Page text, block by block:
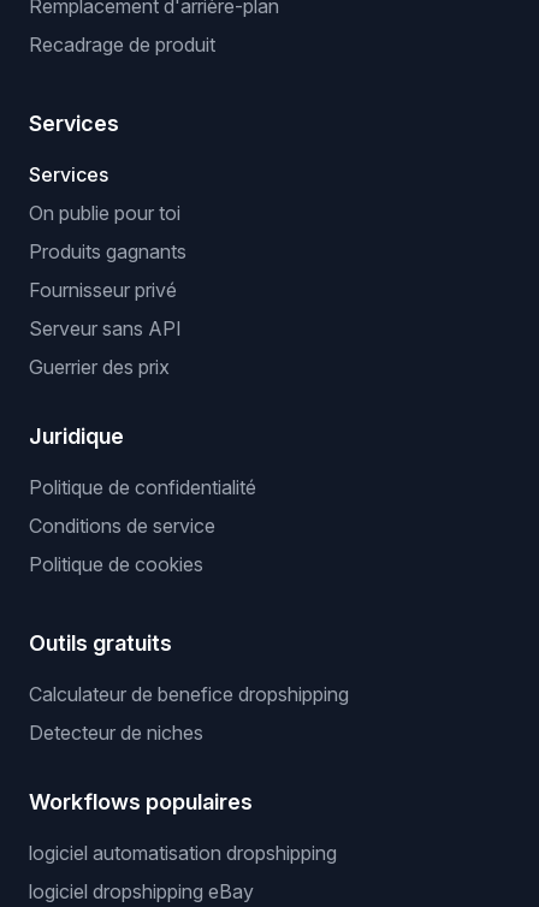
Remplacement d'arrière-plan
Recadrage de produit
Services
Services
On publie pour toi
Produits gagnants
Fournisseur privé
Serveur sans API
Guerrier des prix
Juridique
Politique de confidentialité
Conditions de service
Politique de cookies
Outils gratuits
Calculateur de benefice dropshipping
Detecteur de niches
Workflows populaires
logiciel automatisation dropshipping
logiciel dropshipping eBay